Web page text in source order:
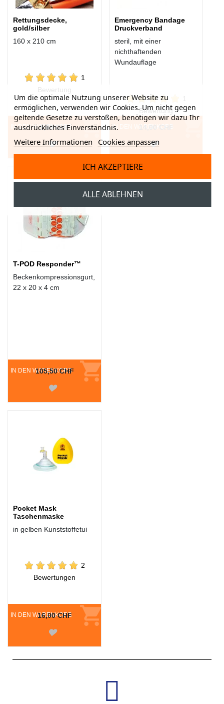
Rettungsdecke,
gold/silber
160 x 210 cm
IN DEN WARENKORB
1,60 CHF
1
Bewertung
Emergency Bandage
Druckverband
steril, mit einer
nichthaftenden
Wundauflage
IN DEN WARENKORB
Ab
Bewertung
T-POD Responder™
Beckenkompressionsgurt,
22 x 20 x 4 cm
IN DEN WARENKORB
105,50 CHF
Pocket Mask
Taschenmaske
in gelben Kunststoffetui
IN DEN WARENKORB
16,00 CHF
2
Bewertungen
Um die optimale Nutzung unserer Website zu
ermöglichen, verwenden wir Cookies. Um nicht gegen
geltende Gesetze zu verstoßen, benötigen wir dazu Ihr
ausdrückliches Einverständnis.
Weitere Informationen Cookies anpassen
ALLE ABLEHNEN
ICH AKZEPTIERE